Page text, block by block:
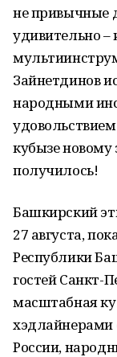
не привычные
удивительно
Зайнетдинов
народными
кубызе новому
получилось!
Башкирский
27 августа,
Республики
гостей Санкт-
масштабная
хэдлайнерами
России,